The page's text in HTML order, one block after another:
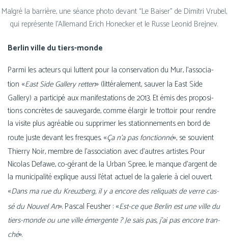
Malgré la bar­rière, une séance pho­to devant “Le Baiser” de Dimitri Vrubel,
qui repré­sente l’Allemand Erich Honecker et le Russe Leonid Brejnev.
Berlin ville du tiers-monde
Parmi les acteurs qui luttent pour la conser­va­tion du Mur, l’as­so­cia­
tion «East Side Gallery ret­ten» (lit­té­ra­le­ment, sau­ver la East Side
Gallery) a par­ti­ci­pé aux mani­fes­ta­tions de 2013. Et émis des pro­po­si­
tions concrètes de sau­ve­garde, comme élar­gir le trot­toir pour rendre
la visite plus agréable ou sup­pri­mer les sta­tion­ne­ments en bord de
route juste devant les fresques. «Ça n’a pas fonc­tion­né», se sou­vient
Thierry Noir, membre de l’as­so­cia­tion avec d’autres artistes. Pour
Nicolas Defawe, co-gérant de la Urban Spree, le manque d’argent de
la muni­ci­pa­li­té explique aus­si l’é­tat actuel de la gale­rie à ciel ouvert.
«Dans ma rue du Kreuzberg, il y a encore des reli­quats de verre cas­
sé du Nouvel An». Pascal Feusher : «Est-ce que Berlin est une ville du
tiers-monde ou une ville émer­gente ? Je sais pas, j’ai pas encore tran­
ché».